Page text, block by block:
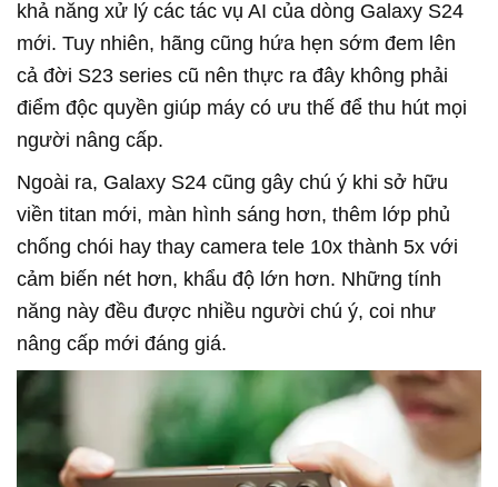
khả năng xử lý các tác vụ AI của dòng Galaxy S24
mới. Tuy nhiên, hãng cũng hứa hẹn sớm đem lên
cả đời S23 series cũ nên thực ra đây không phải
điểm độc quyền giúp máy có ưu thế để thu hút mọi
người nâng cấp.
Ngoài ra, Galaxy S24 cũng gây chú ý khi sở hữu
viền titan mới, màn hình sáng hơn, thêm lớp phủ
chống chói hay thay camera tele 10x thành 5x với
cảm biến nét hơn, khẩu độ lớn hơn. Những tính
năng này đều được nhiều người chú ý, coi như
nâng cấp mới đáng giá.